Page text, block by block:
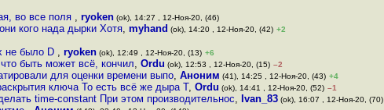
во все поля , ryoken (ok), 14:27 , 12-Ноя-20, (46)
кого нада дырки Хотя, myhand (ok), 14:20 , 12-Ноя-20, (42) +2
не было D , ryoken (ok), 12:49 , 12-Ноя-20, (13) +6
быть может всё, кончил, Ordu (ok), 12:53 , 12-Ноя-20, (15) –2
для оценки времени выпо, Аноним (41), 14:25 , 12-Ноя-20, (43) +4
ключа То есть всё же дыра Т, Ordu (ok), 14:41 , 12-Ноя-20, (52) –1
time-constant При этом производительнос, Ivan_83 (ok), 16:07 , 12-Ноя-20, (70)